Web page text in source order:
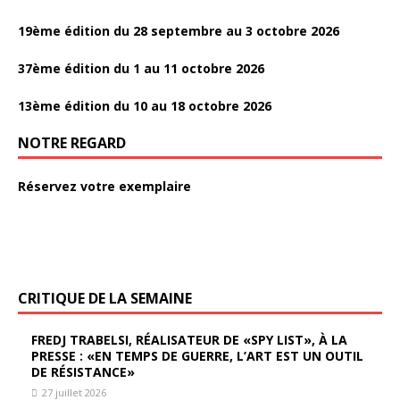
19ème édition du 28 septembre au 3 octobre 2026
37ème édition du 1 au 11 octobre 2026
13ème édition du 10 au 18 octobre 2026
NOTRE REGARD
Réservez votre exemplaire
CRITIQUE DE LA SEMAINE
FREDJ TRABELSI, RÉALISATEUR DE «SPY LIST», À LA
PRESSE : «EN TEMPS DE GUERRE, L’ART EST UN OUTIL
DE RÉSISTANCE»
27 juillet 2026